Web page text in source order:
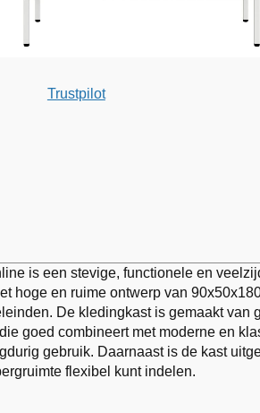
Trustpilot
is een stevige, functionele en
hoge en ruime ontwerp van
De kledingkast is gemaakt van
goed combineert met moderne en
gebruik. Daarnaast is de kast
flexibel kunt indelen.